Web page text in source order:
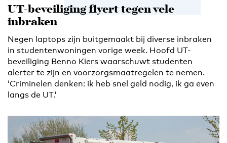
UT-beveiliging flyert tegen vele
inbraken
Negen laptops zijn buitgemaakt bij diverse inbraken
in studentenwoningen vorige week. Hoofd UT-
beveiliging Benno Kiers waarschuwt studenten
alerter te zijn en voorzorgsmaatregelen te nemen.
‘Criminelen denken: ik heb snel geld nodig, ik ga even
langs de UT.’